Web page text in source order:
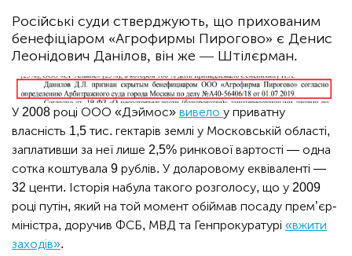
Російські суди стверджують, що прихованим
бенефіціаром «Агрофирмы Пирогово» є Денис
Леонідович Данілов, він же — Штілєрман.
У 2008 році ООО «Дэймос» вивело у приватну
власність 1,5 тис. гектарів землі у Московській області,
заплативши за неї лише 2,5% ринкової вартості — одна
сотка коштувала 9 рублів. У доларовому еквіваленті —
32 центи. Історія набула такого розголосу, що у 2009
році путін, який на той момент обіймав посаду прем’єр-
міністра, доручив ФСБ, МВД та Генпрокуратурі «вжити
заходів».